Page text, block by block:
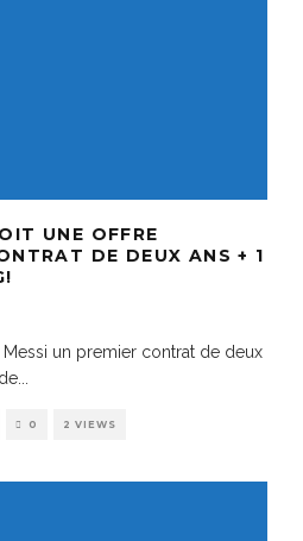
UNE OFFRE
DE DEUX ANS + 1
Messi un premier contrat de deux
0 2 VIEWS